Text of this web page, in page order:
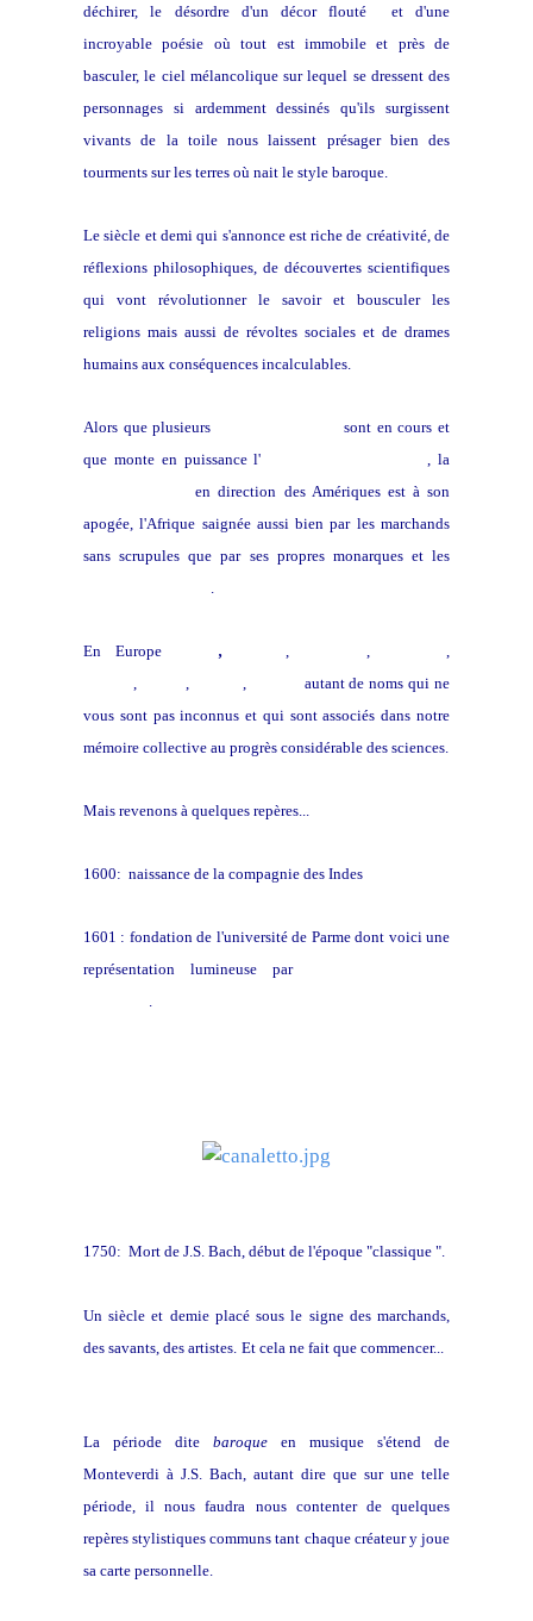
déchirer, le désordre d'un décor flouté et d'une
incroyable poésie où tout est immobile et près de
basculer, le ciel mélancolique sur lequel se dressent des
personnages si ardemment dessinés qu'ils surgissent
vivants de la toile nous laissent présager bien des
tourments sur les terres où nait le style baroque.
Le siècle et demi qui s'annonce est riche de créativité, de
réflexions philosophiques, de découvertes scientifiques
qui vont révolutionner le savoir et bousculer les
religions mais aussi de révoltes sociales et de drames
humains aux conséquences incalculables.
Alors que plusieurs
sont en cours et
que monte en puissance l'
, la
en direction des Amériques est à son
apogée, l'Afrique saignée aussi bien par les marchands
sans scrupules que par ses propres monarques et les
En Europe Kepler,
autant de noms qui ne
vous sont pas inconnus et qui sont associés dans notre
mémoire collective au progrès considérable des sciences.
Mais revenons à quelques repères...
1600: naissance de la compagnie des Indes
1601 : fondation de l'université de Parme dont voici une
représentation lumineuse par
1750: Mort de J.S. Bach, début de l'époque "classique ".
Un siècle et demie placé sous le signe des marchands,
des savants, des artistes. Et cela ne fait que commencer...
La période dite baroque en musique s'étend de
Monteverdi à J.S. Bach, autant dire que sur une telle
période, il nous faudra nous contenter de quelques
repères stylistiques communs tant chaque créateur y joue
sa carte personnelle.